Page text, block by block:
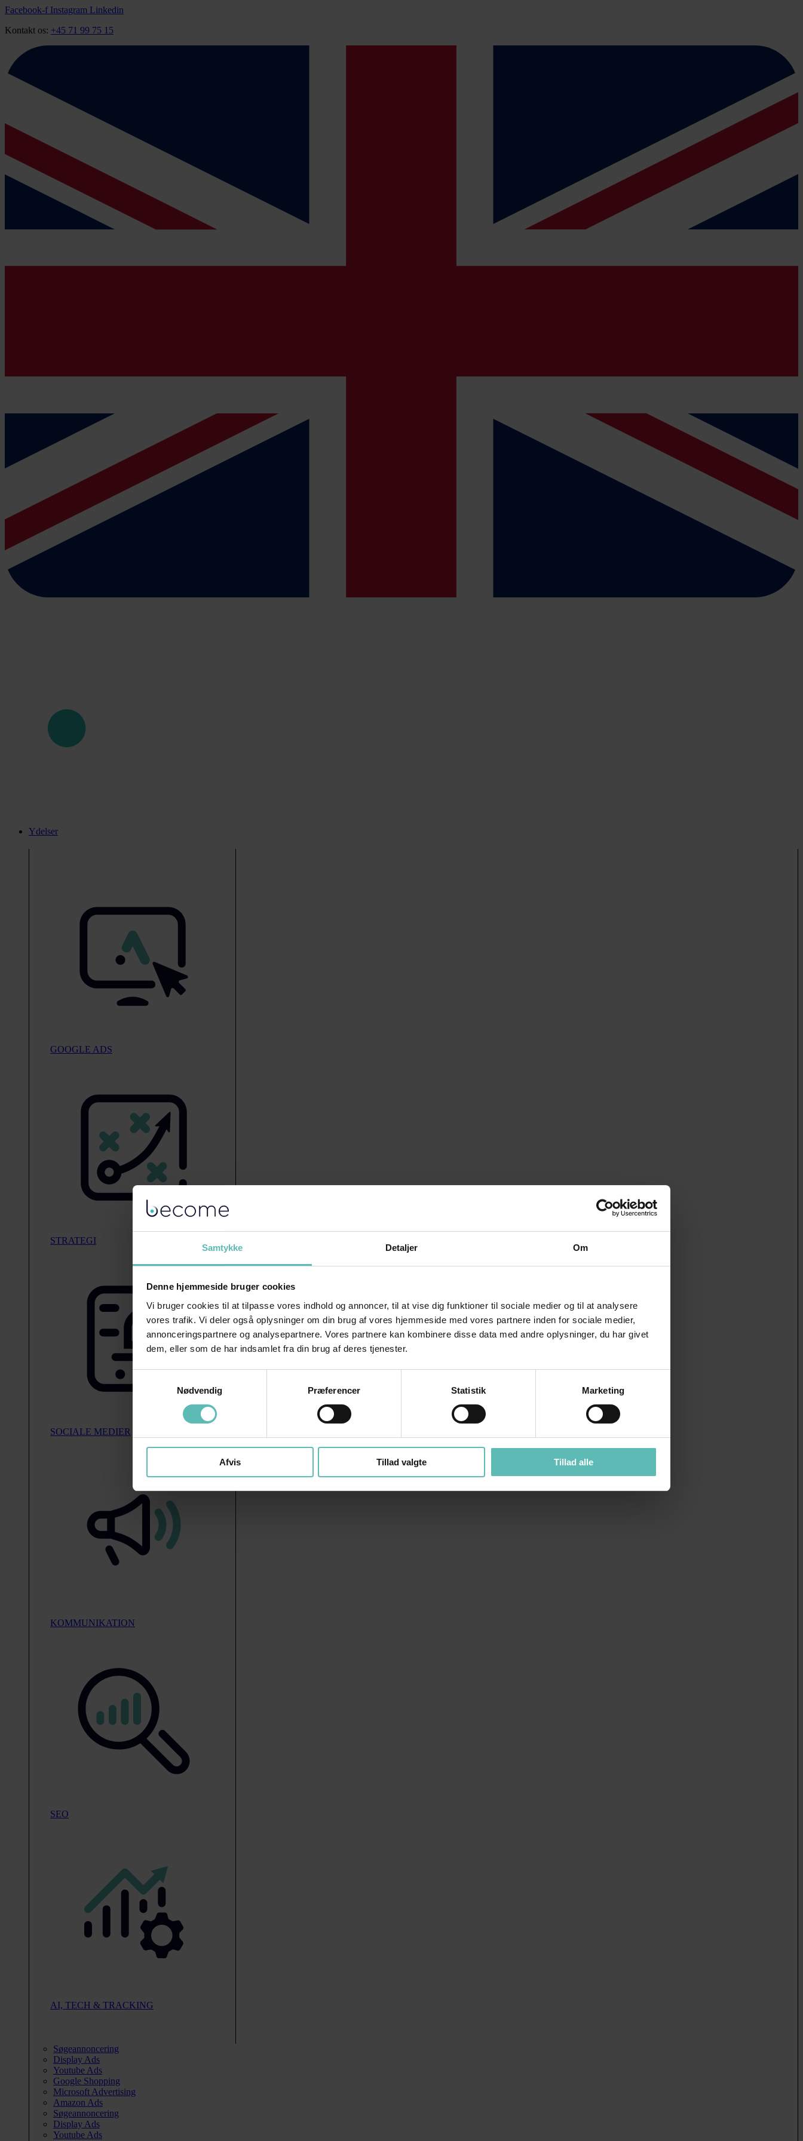
Samtykke Detaljer Om
Denne hjemmeside bruger cookies
Vi bruger cookies til at tilpasse vores indhold og annoncer, til at vise dig funktioner til sociale medier og til at analysere
vores trafik. Vi deler også oplysninger om din brug af vores hjemmeside med vores partnere inden for sociale medier,
annonceringspartnere og analysepartnere. Vores partnere kan kombinere disse data med andre oplysninger, du har givet
dem, eller som de har indsamlet fra din brug af deres tjenester.
Nødvendig
Præferencer Statistik Marketing
Afvis Tillad valgte Tillad alle
Videre
indhold
Facebook-f Instagram Linkedin
Kontakt os: +45 71 99 75 15
Ydelser
GOOGLE ADS
STRATEGI
SOCIALE MEDIER
KOMMUNIKATION
SEO
AI, TECH & TRACKING
Søgeannoncering
Display Ads
Youtube Ads
Google Shopping
Microsoft Advertising
Amazon Ads
Søgeannoncering
Display Ads
Youtube Ads